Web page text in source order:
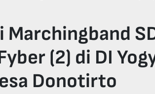
Marchingband
(2) di DI
Donotirto